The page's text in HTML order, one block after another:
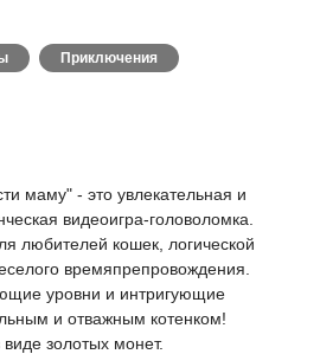
Приключения
маму" - это увлекательная и
видеоигра-головоломка.
любителей кошек, логической
времяпрепровождения.
уровни и интригующие
и отважным котенком!
золотых монет.